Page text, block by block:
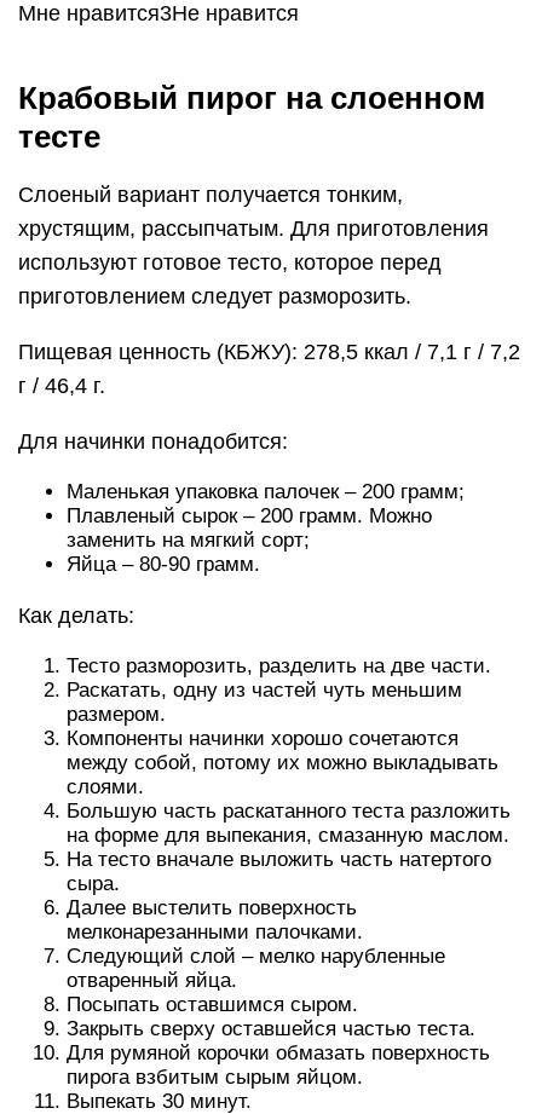
Мне нравится3Не нравится
Крабовый пирог на слоенном
тесте
Слоеный вариант получается тонким,
хрустящим, рассыпчатым. Для приготовления
используют готовое тесто, которое перед
приготовлением следует разморозить.
Пищевая ценность (КБЖУ): 278,5 ккал / 7,1 г / 7,2
г / 46,4 г.
Для начинки понадобится:
Маленькая упаковка палочек – 200 грамм;
Плавленый сырок – 200 грамм. Можно
заменить на мягкий сорт;
Яйца – 80-90 грамм.
Как делать:
Тесто разморозить, разделить на две части.
Раскатать, одну из частей чуть меньшим
размером.
Компоненты начинки хорошо сочетаются
между собой, потому их можно выкладывать
слоями.
Большую часть раскатанного теста разложить
на форме для выпекания, смазанную маслом.
На тесто вначале выложить часть натертого
сыра.
Далее выстелить поверхность
мелконарезанными палочками.
Следующий слой – мелко нарубленные
отваренный яйца.
Посыпать оставшимся сыром.
Закрыть сверху оставшейся частью теста.
Для румяной корочки обмазать поверхность
пирога взбитым сырым яйцом.
Выпекать 30 минут.